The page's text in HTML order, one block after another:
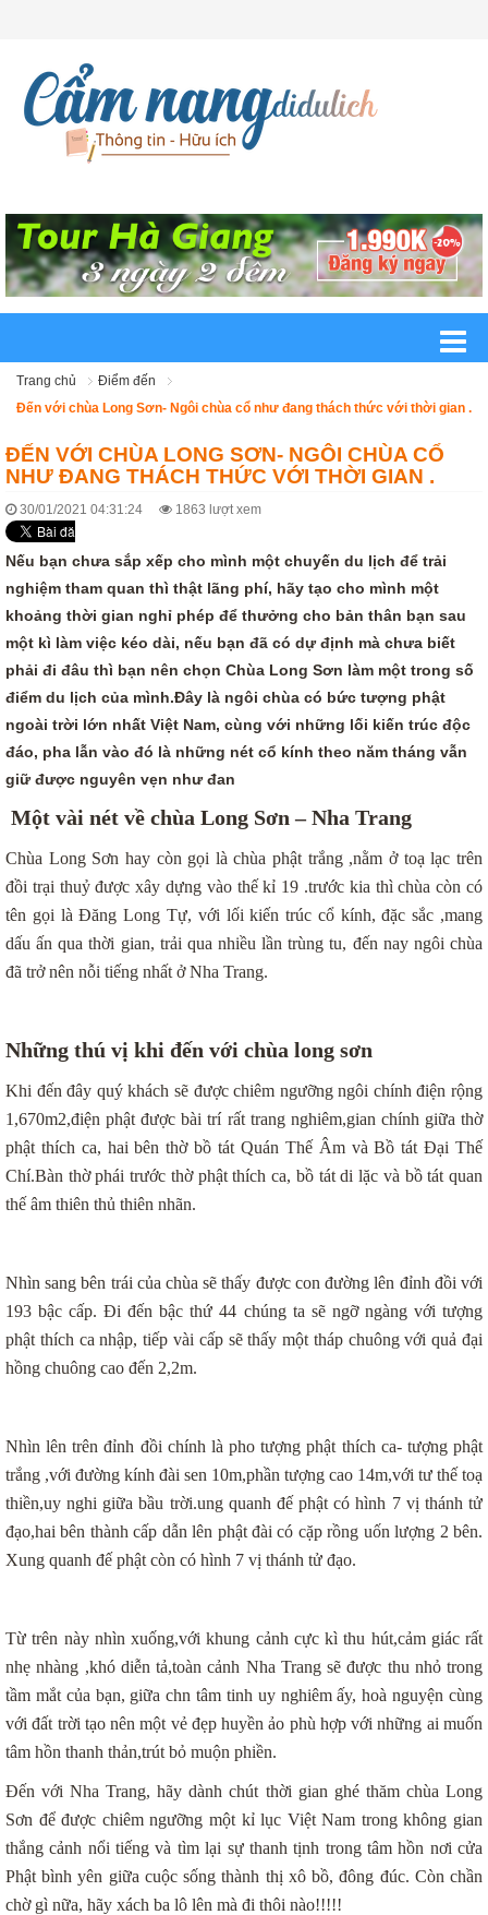
Trang chủ
Điểm đến
Đến với chùa Long Sơn- Ngôi chùa cổ như đang thách thức với thời gian .
ĐẾN VỚI CHÙA LONG SƠN- NGÔI CHÙA CỔ
NHƯ ĐANG THÁCH THỨC VỚI THỜI GIAN .
30/01/2021 04:31:24 1863 lượt xem
Nếu bạn chưa sắp xếp cho mình một chuyến du lịch để trải
nghiệm tham quan thì thật lãng phí, hãy tạo cho mình một
khoảng thời gian nghỉ phép để thưởng cho bản thân bạn sau
một kì làm việc kéo dài, nếu bạn đã có dự định mà chưa biết
phải đi đâu thì bạn nên chọn Chùa Long Sơn làm một trong số
điểm du lịch của mình.Đây là ngôi chùa có bức tượng phật
ngoài trời lớn nhất Việt Nam, cùng với những lối kiến trúc độc
đáo, pha lẫn vào đó là những nét cổ kính theo năm tháng vẫn
giữ được nguyên vẹn như đan
Một vài nét về chùa Long Sơn – Nha Trang
Chùa Long Sơn hay còn gọi là chùa phật trắng ,nằm ở toạ lạc trên
đồi trại thuỷ được xây dựng vào thế kỉ 19 .trước kia thì chùa còn có
tên gọi là Đăng Long Tự, với lối kiến trúc cổ kính, đặc sắc ,mang
dấu ấn qua thời gian, trải qua nhiều lần trùng tu, đến nay ngôi chùa
đã trở nên nỗi tiếng nhất ở Nha Trang.
Những thú vị khi đến với chùa long sơn
Khi đến đây quý khách sẽ được chiêm ngưỡng ngôi chính điện rộng
1,670m2,điện phật được bài trí rất trang nghiêm,gian chính giữa thờ
phật thích ca, hai bên thờ bồ tát Quán Thế Âm và Bồ tát Đại Thế
Chí.Bàn thờ phái trước thờ phật thích ca, bồ tát di lặc và bồ tát quan
thế âm thiên thủ thiên nhãn.
Nhìn sang bên trái của chùa sẽ thấy được con đường lên đỉnh đồi với
193 bậc cấp. Đi đến bậc thứ 44 chúng ta sẽ ngỡ ngàng với tượng
phật thích ca nhập, tiếp vài cấp sẽ thấy một tháp chuông với quả đại
hồng chuông cao đến 2,2m.
Nhìn lên trên đỉnh đồi chính là pho tượng phật thích ca- tượng phật
trắng ,với đường kính đài sen 10m,phần tượng cao 14m,với tư thế toạ
thiền,uy nghi giữa bầu trời.ung quanh đế phật có hình 7 vị thánh tử
đạo,hai bên thành cấp dẫn lên phật đài có cặp rồng uốn lượng 2 bên.
Xung quanh đế phật còn có hình 7 vị thánh tử đạo.
Từ trên này nhìn xuống,với khung cảnh cực kì thu hút,cảm giác rất
nhẹ nhàng ,khó diễn tả,toàn cảnh Nha Trang sẽ được thu nhỏ trong
tầm mắt của bạn, giữa chn tâm tinh uy nghiêm ấy, hoà nguyện cùng
với đất trời tạo nên một vẻ đẹp huyền ảo phù hợp với những ai muốn
tâm hồn thanh thản,trút bỏ muộn phiền.
Đến với Nha Trang, hãy dành chút thời gian ghé thăm chùa Long
Sơn để được chiêm ngưỡng một kỉ lục Việt Nam trong không gian
thắng cảnh nổi tiếng và tìm lại sự thanh tịnh trong tâm hồn nơi cửa
Phật bình yên giữa cuộc sống thành thị xô bồ, đông đúc. Còn chần
chờ gì nữa, hãy xách ba lô lên mà đi thôi nào!!!!!